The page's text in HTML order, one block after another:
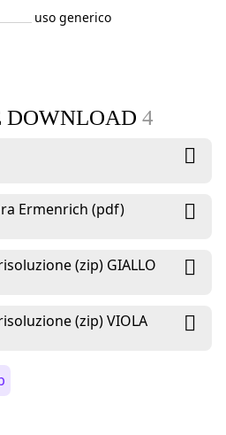
uso generico
DOWNLOAD 4
Ermenrich (pdf)
(zip) GIALLO
(zip) VIOLA